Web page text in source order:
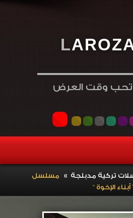
LAROZ
تحب وقت العرض
تركية مدبلجة » مسلسل